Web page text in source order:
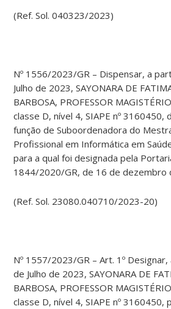
(Ref. Sol. 040323/2023)
Nº 1556/2023/GR – Dispensar, a
Julho de 2023, SAYONARA DE
BARBOSA, PROFESSOR
classe D, nível 4, SIAPE nº 3160450,
função de Suboordenadora do
Profissional em Informática em
para a qual foi designada pela
1844/2020/GR, de 16 de dezembro
(Ref. Sol. 23080.040710/2023-20)
Nº 1557/2023/GR – Art. 1º
de Julho de 2023, SAYONARA DE
BARBOSA, PROFESSOR
classe D, nível 4, SIAPE nº 3160450,